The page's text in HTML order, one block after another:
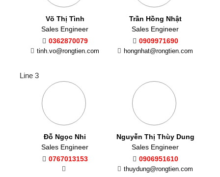
Võ Thị Tình
Sales Engineer
0362870079
tinh.vo@rongtien.com
Trần Hồng Nhật
Sales Engineer
0909971690
hongnhat@rongtien.com
Line 3
Đỗ Ngọc Nhi
Sales Engineer
0767013153
Nguyễn Thị Thùy Dung
Sales Engineer
0906951610
thuydung@rongtien.com